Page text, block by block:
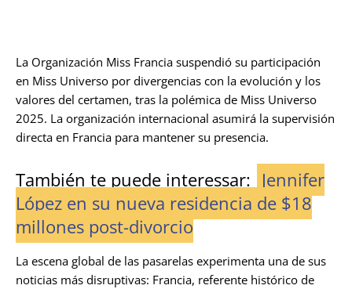
La Organización Miss Francia suspendió su participación
en Miss Universo por divergencias con la evolución y los
valores del certamen, tras la polémica de Miss Universo
2025. La organización internacional asumirá la supervisión
directa en Francia para mantener su presencia.
También te puede interessar: Jennifer
López en su nueva residencia de $18
millones post-divorcio
La escena global de las pasarelas experimenta una de sus
noticias más disruptivas: Francia, referente histórico de